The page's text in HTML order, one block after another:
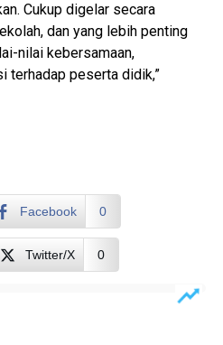
Cukup digelar secara
dan yang lebih penting
nilai kebersamaan,
terhadap peserta didik,”
Facebook 0
Twitter/X 0